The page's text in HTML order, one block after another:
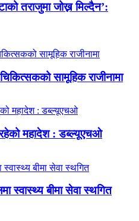
तराजुमा जोख्न मिल्दैन’:
सामूहिक राजीनामा
महादेश : डब्ल्यूएचओ
स्वास्थ्य बीमा सेवा स्थगित